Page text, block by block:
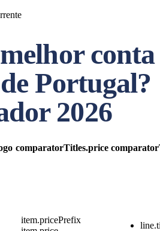
conta
Portugal?
2026
comparatorTitles.price
item.pricePrefix